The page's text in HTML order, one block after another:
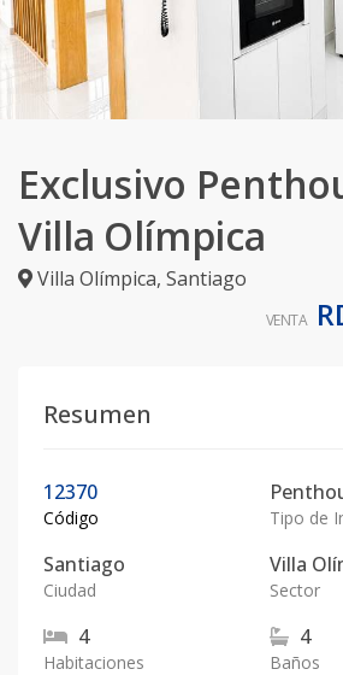
Exclusivo
Villa Olímpica
Villa Olímpica, Santiago
VENTA
Resumen
12370
Código Tipo de
Santiago
Ciudad
Villa
Sector
4
Habitaciones
4
Baños